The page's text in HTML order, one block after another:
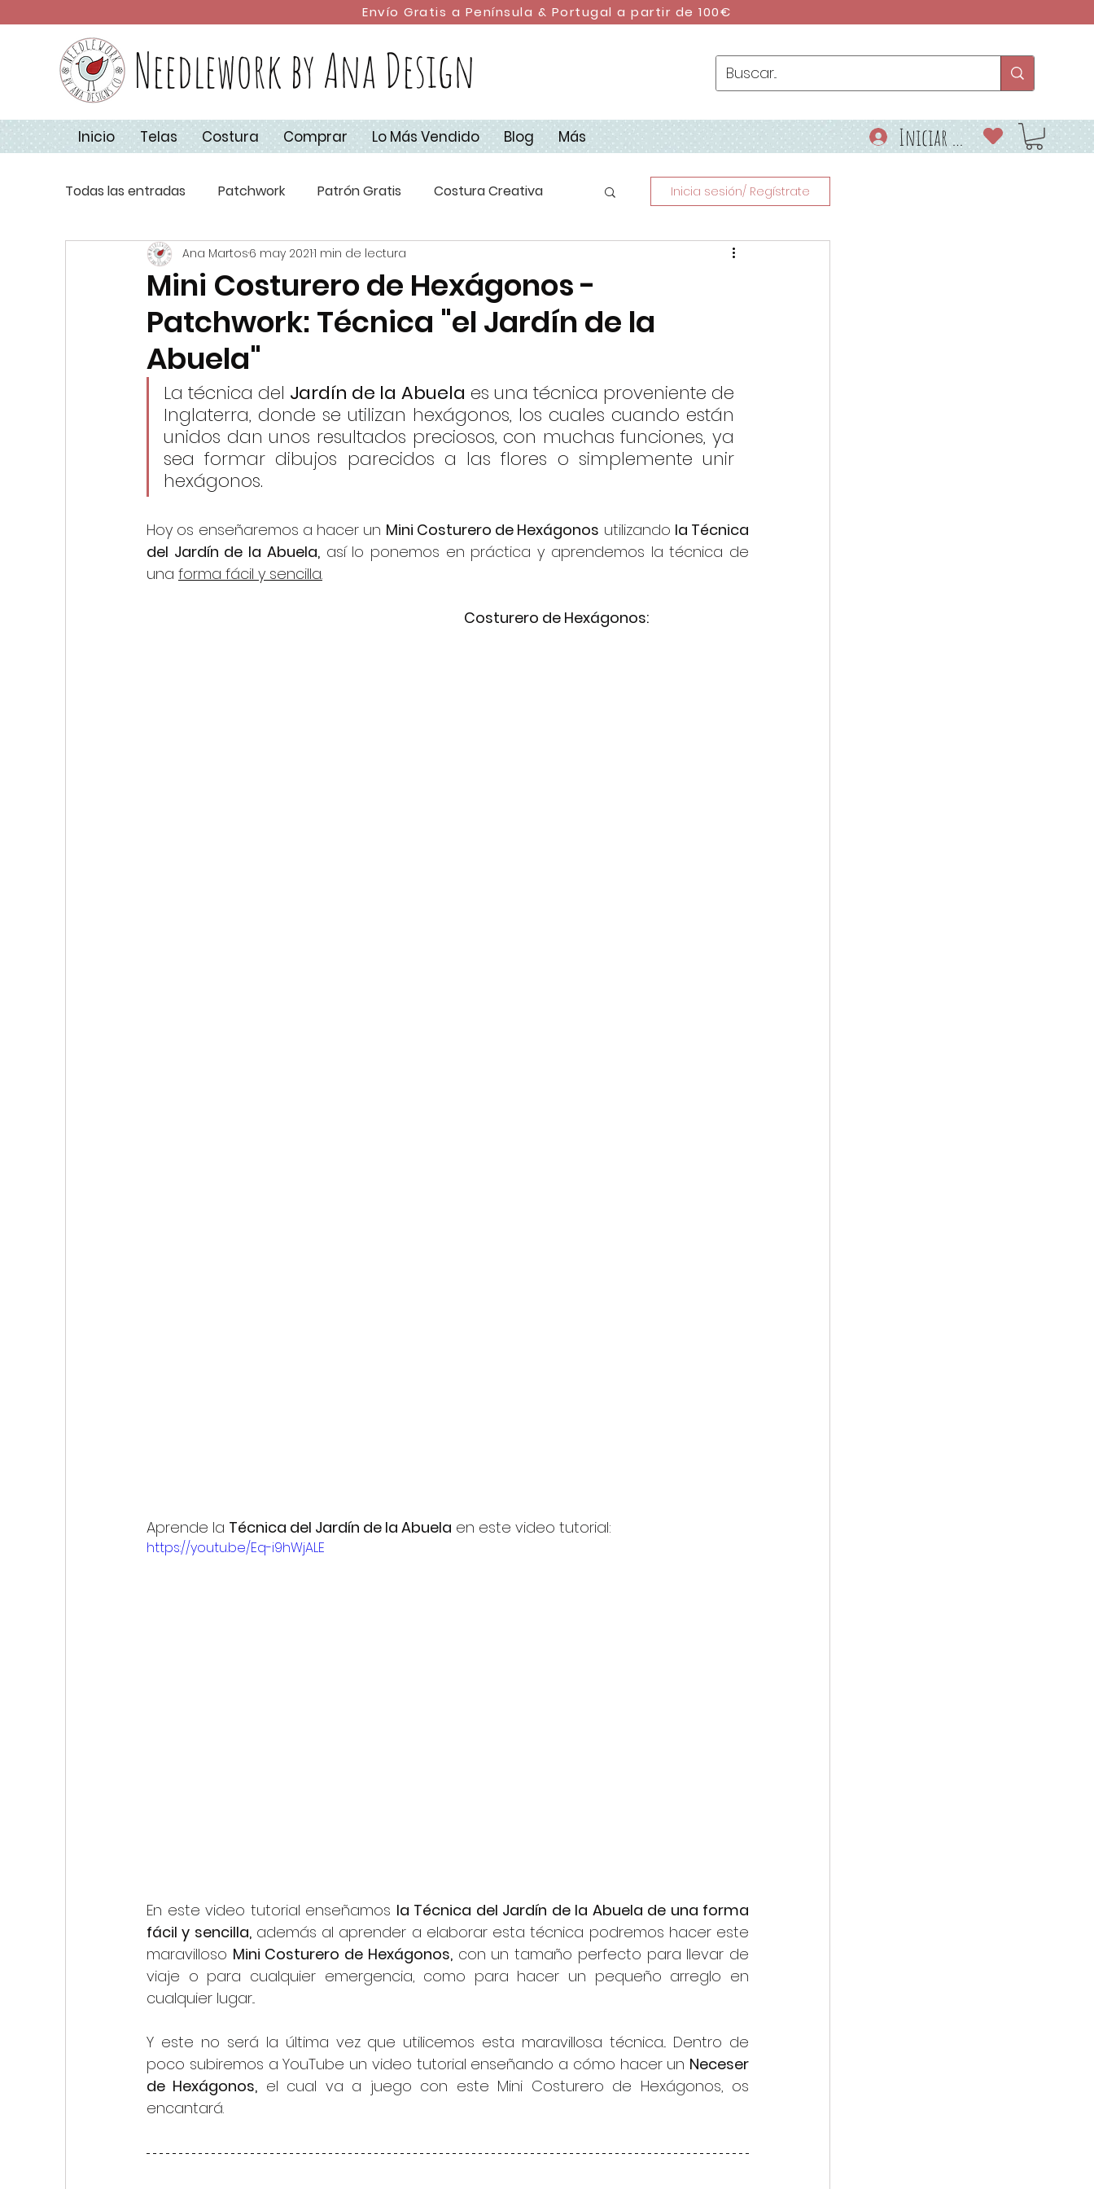
Envío Gratis a Península & Portugal a partir de 100€
Needlework by Ana Design
Inicio Telas Costura Comprar Lo Más Vendido Blog Más Iniciar sesión
Todas las entradas Patchwork Patrón Gratis Costura Creativa
Técnicas de Costura Apliquick Costura con Retales
Básicos de Costura Navidad Campus de Costura 2023
My First Stitches
Inicia sesión/ Regístrate
Mini Costurero de Hexágonos -
Patchwork: Técnica "el Jardín de la
Abuela"
Ana Martos6 may 20211 min de lectura
La técnica del Jardín de la Abuela es una técnica proveniente de
Inglaterra, donde se utilizan hexágonos, los cuales cuando están
unidos dan unos resultados preciosos, con muchas funciones, ya
sea formar dibujos parecidos a las flores o simplemente unir
hexágonos.
Hoy os enseñaremos a hacer un Mini Costurero de Hexágonos utilizando la Técnica
del Jardín de la Abuela, así lo ponemos en práctica y aprendemos la técnica de
una forma fácil y sencilla.
Costurero de Hexágonos:
Aprende la Técnica del Jardín de la Abuela en este video tutorial:
https://youtu.be/Eq-i9hWjALE
En este video tutorial enseñamos la Técnica del Jardín de la Abuela de una forma
fácil y sencilla, además al aprender a elaborar esta técnica podremos hacer este
maravilloso Mini Costurero de Hexágonos, con un tamaño perfecto para llevar de
viaje o para cualquier emergencia, como para hacer un pequeño arreglo en
cualquier lugar...
Y este no será la última vez que utilicemos esta maravillosa técnica... Dentro de
poco subiremos a YouTube un video tutorial enseñando a cómo hacer un Neceser
de Hexágonos, el cual va a juego con este Mini Costurero de Hexágonos, os
encantará.